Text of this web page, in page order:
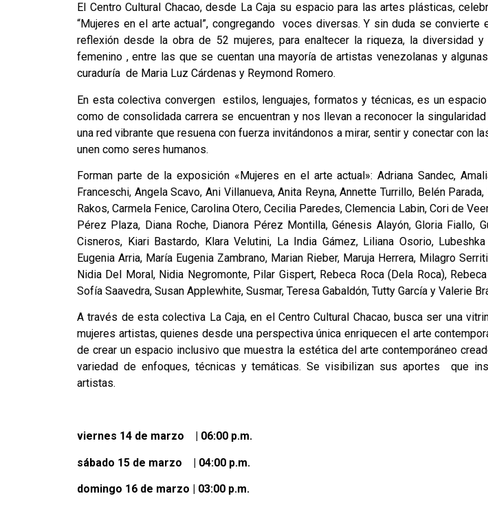
El Centro Cultural Chacao, desde La Caja su espacio para las artes plásticas,
“Mujeres en el arte actual”, congregando voces diversas. Y sin duda se convierte
reflexión desde la obra de 52 mujeres, para enaltecer la riqueza, la diversidad
femenino , entre las que se cuentan una mayoría de artistas venezolanas y
curaduría de Maria Luz Cárdenas y Reymond Romero.
En esta colectiva convergen estilos, lenguajes, formatos y técnicas, es un
como de consolidada carrera se encuentran y nos llevan a reconocer la
una red vibrante que resuena con fuerza invitándonos a mirar, sentir y conectar con
unen como seres humanos.
Forman parte de la exposición «Mujeres en el arte actual»: Adriana Sandec,
Franceschi, Angela Scavo, Ani Villanueva, Anita Reyna, Annette Turrillo, Belén
Rakos, Carmela Fenice, Carolina Otero, Cecilia Paredes, Clemencia Labin, Cori de
Pérez Plaza, Diana Roche, Dianora Pérez Montilla, Génesis Alayón, Gloria Fiallo,
Cisneros, Kiari Bastardo, Klara Velutini, La India Gámez, Liliana Osorio,
Eugenia Arria, María Eugenia Zambrano, Marian Rieber, Maruja Herrera, Milagro
Nidia Del Moral, Nidia Negromonte, Pilar Gispert, Rebeca Roca (Dela Roca),
Sofía Saavedra, Susan Applewhite, Susmar, Teresa Gabaldón, Tutty García y Valerie
A través de esta colectiva La Caja, en el Centro Cultural Chacao, busca ser una
mujeres artistas, quienes desde una perspectiva única enriquecen el arte
de crear un espacio inclusivo que muestra la estética del arte contemporáneo
variedad de enfoques, técnicas y temáticas. Se visibilizan sus aportes que
artistas.
viernes 14 de marzo | 06:00 p.m.
sábado 15 de marzo | 04:00 p.m.
domingo 16 de marzo | 03:00 p.m.